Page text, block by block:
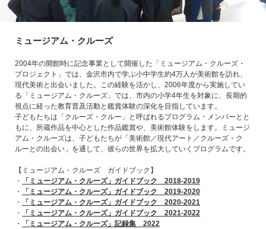
ミュージアム・クルーズ
2004年の開館時に記念事業として開催した「ミュージアム・クルーズ・
プロジェクト」では、金沢市内で学ぶ小中学生約4万人が美術館を訪れ、
現代美術と出会いました。この経験を活かし、2006年度から実施してい
る「ミュージアム・クルーズ」では、市内の小学4年生を対象に、長期的
視点に経った教育普及活動と鑑賞体験の深化を目指しています。
子どもたちは「クルーズ・クルー」と呼ばれるプログラム・メンバーとと
もに、所蔵作品を中心とした作品鑑賞や、美術館体験をします。ミュージ
アム・クルーズは、子どもたちが「美術館／現代アート／クルーズ・ク
ルーとの出会い」を通して、彼らの世界を拡大していくプログラムです。
【ミュージアム・クルーズ ガイドブック】
・
「ミュージアム・クルーズ」ガイドブック 2018-2019
・
「ミュージアム・クルーズ」ガイドブック 2019-2020
・
「ミュージアム・クルーズ」ガイドブック 2020-2021
・
「ミュージアム・クルーズ」ガイドブック 2021-2022
・
「ミュージアム・クルーズ」記録集 2022